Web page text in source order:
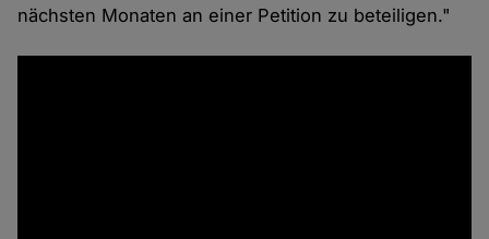
nächsten Monaten an einer Petition zu beteiligen."